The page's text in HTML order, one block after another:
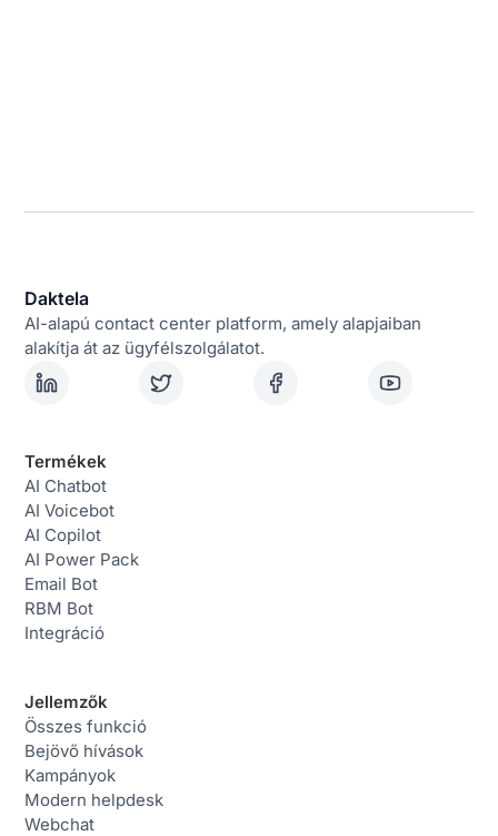
Daktela
AI-alapú contact center platform, amely alapjaiban
alakítja át az ügyfélszolgálatot.
Termékek
AI Chatbot
AI Voicebot
AI Copilot
AI Power Pack
Email Bot
RBM Bot
Integráció
Jellemzők
Összes funkció
Bejövő hívások
Kampányok
Modern helpdesk
Webchat